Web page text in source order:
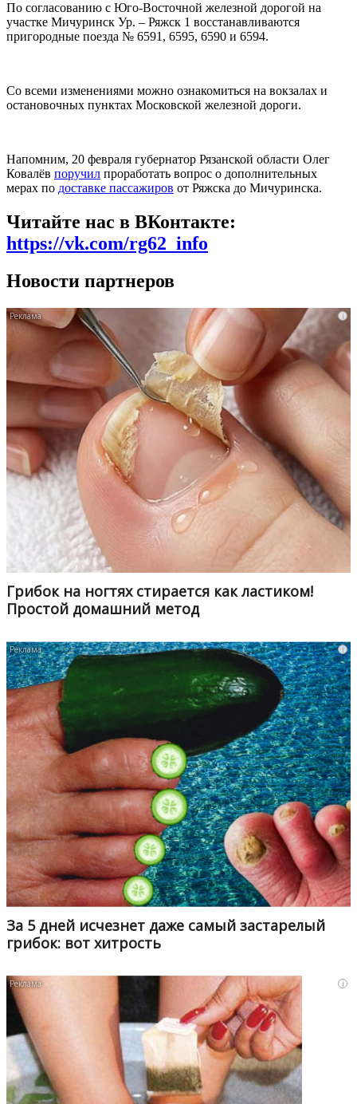
По согласованию с Юго-Восточной железной дорогой на
участке Мичуринск Ур. – Ряжск 1 восстанавливаются
пригородные поезда № 6591, 6595, 6590 и 6594.
Со всеми изменениями можно ознакомиться на вокзалах и
остановочных пунктах Московской железной дороги.
Напомним, 20 февраля губернатор Рязанской области Олег
Ковалёв поручил проработать вопрос о дополнительных
мерах по доставке пассажиров от Ряжска до Мичуринска.
Читайте нас в ВКонтакте:
https://vk.com/rg62_info
Новости партнеров
i
Грибок на ногтях стирается как ластиком!
Простой домашний метод
i
За 5 дней исчезнет даже самый застарелый
грибок: вот хитрость
i